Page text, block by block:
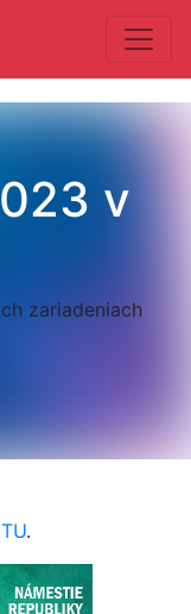
v
zariadeniach
TU.